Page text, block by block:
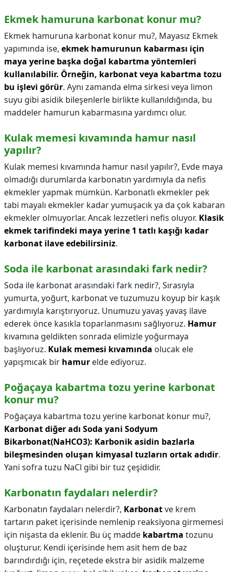
Ekmek hamuruna karbonat konur mu?
Ekmek hamuruna karbonat konur mu?, Mayasız Ekmek
yapımında ise, ekmek hamurunun kabarması için
maya yerine başka doğal kabartma yöntemleri
kullanılabilir. Örneğin, karbonat veya kabartma tozu
bu işlevi görür. Aynı zamanda elma sirkesi veya limon
suyu gibi asidik bileşenlerle birlikte kullanıldığında, bu
maddeler hamurun kabarmasına yardımcı olur.
Kulak memesi kıvamında hamur nasıl
yapılır?
Kulak memesi kıvamında hamur nasıl yapılır?, Evde maya
olmadığı durumlarda karbonatın yardımıyla da nefis
ekmekler yapmak mümkün. Karbonatlı ekmekler pek
tabi mayalı ekmekler kadar yumuşacık ya da çok kabaran
ekmekler olmuyorlar. Ancak lezzetleri nefis oluyor. Klasik
ekmek tarifindeki maya yerine 1 tatlı kaşığı kadar
karbonat ilave edebilirsiniz.
Soda ile karbonat arasındaki fark nedir?
Soda ile karbonat arasındaki fark nedir?, Sırasıyla
yumurta, yoğurt, karbonat ve tuzumuzu koyup bir kaşık
yardımıyla karıştırıyoruz. Unumuzu yavaş yavaş ilave
ederek önce kasıkla toparlanmasını sağlıyoruz. Hamur
kıvamına geldikten sonrada elimizle yoğurmaya
başlıyoruz. Kulak memesi kıvamında olucak ele
yapışmıcak bir hamur elde ediyoruz.
Poğaçaya kabartma tozu yerine karbonat
konur mu?
Poğaçaya kabartma tozu yerine karbonat konur mu?,
Karbonat diğer adı Soda yani Sodyum
Bikarbonat(NaHCO3): Karbonik asidin bazlarla
bileşmesinden oluşan kimyasal tuzların ortak adıdir.
Yani sofra tuzu NaCl gibi bir tuz çeşididir.
Karbonatın faydaları nelerdir?
Karbonatın faydaları nelerdir?, Karbonatve krem
tartarın paket içerisinde nemlenip reaksiyona girmemesi
için nişasta da eklenir. Bu üç madde kabartma tozunu
oluşturur. Kendi içerisinde hem asit hem de baz
barındırdığı için, reçetede ekstra bir asidik malzeme